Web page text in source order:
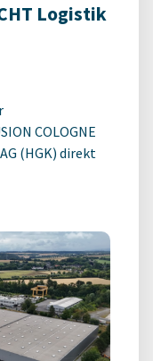
Logistik
COLOGNE
(HGK) direkt